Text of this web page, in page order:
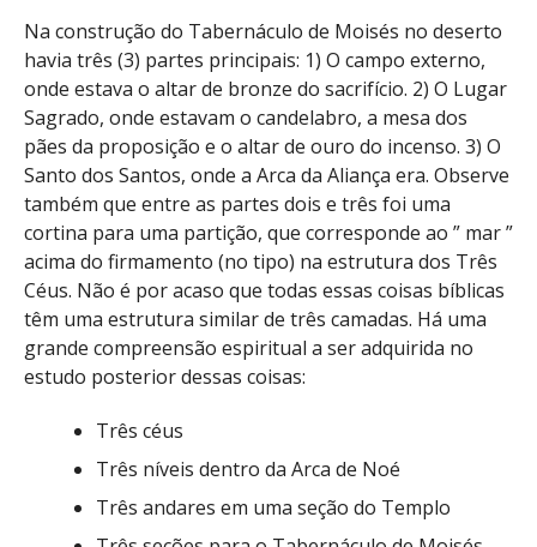
Na construção do Tabernáculo de Moisés no deserto
havia três (3) partes principais: 1) O campo externo,
onde estava o altar de bronze do sacrifício. 2) O Lugar
Sagrado, onde estavam o candelabro, a mesa dos
pães da proposição e o altar de ouro do incenso. 3) O
Santo dos Santos, onde a Arca da Aliança era. Observe
também que entre as partes dois e três foi uma
cortina para uma partição, que corresponde ao ” mar ”
acima do firmamento (no tipo) na estrutura dos Três
Céus. Não é por acaso que todas essas coisas bíblicas
têm uma estrutura similar de três camadas. Há uma
grande compreensão espiritual a ser adquirida no
estudo posterior dessas coisas:
Três céus
Três níveis dentro da Arca de Noé
Três andares em uma seção do Templo